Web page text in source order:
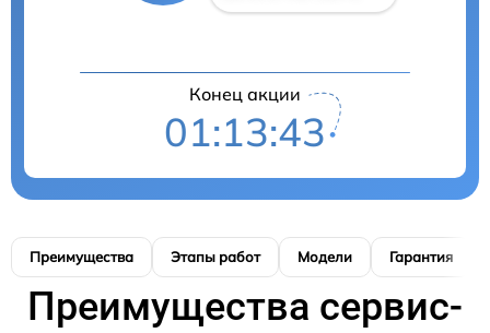
Конец акции
01:13:42
Преимущества Этапы работ Модели Гарантия
Преимущества сервис-